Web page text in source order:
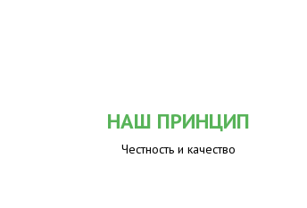
НАШ ПРИНЦИП
Честность и качество